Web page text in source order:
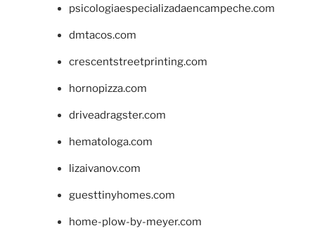
psicologiaespecializadaencampeche.com
dmtacos.com
crescentstreetprinting.com
hornopizza.com
driveadragster.com
hematologa.com
lizaivanov.com
guesttinyhomes.com
home-plow-by-meyer.com